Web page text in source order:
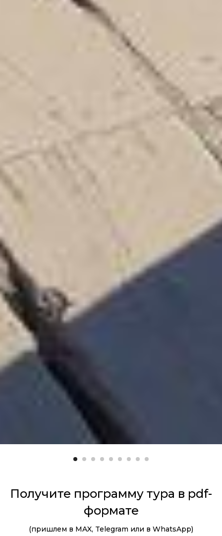
Получите программу тура в pdf-
формате
(пришлем в MAX, Telegram или в WhatsApp)